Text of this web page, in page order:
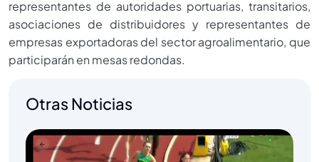
representantes de autoridades portuarias, transitarios,
asociaciones de distribuidores y representantes de
empresas exportadoras del sector agroalimentario, que
participarán en mesas redondas.
Otras Noticias